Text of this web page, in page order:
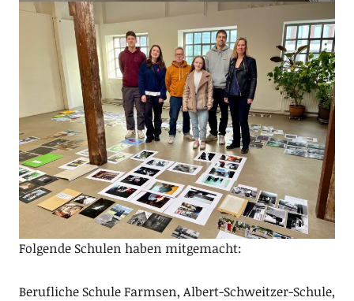
Folgende Schulen haben mitgemacht:
Berufliche Schule Farmsen, Albert-Schweitzer-Schule,